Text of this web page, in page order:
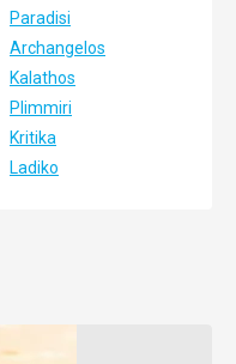
Paradisi
Archangelos
Kalathos
Plimmiri
Kritika
Ladiko